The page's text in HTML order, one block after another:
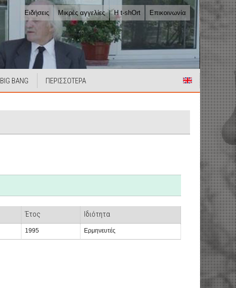
Ειδήσεις Μικρές αγγελίες Η t-shOrt Επικοινωνία
BIG BANG ΠΕΡΙΣΣΟΤΕΡΑ
Έτος Ιδιότητα
1995 Ερμηνευτές